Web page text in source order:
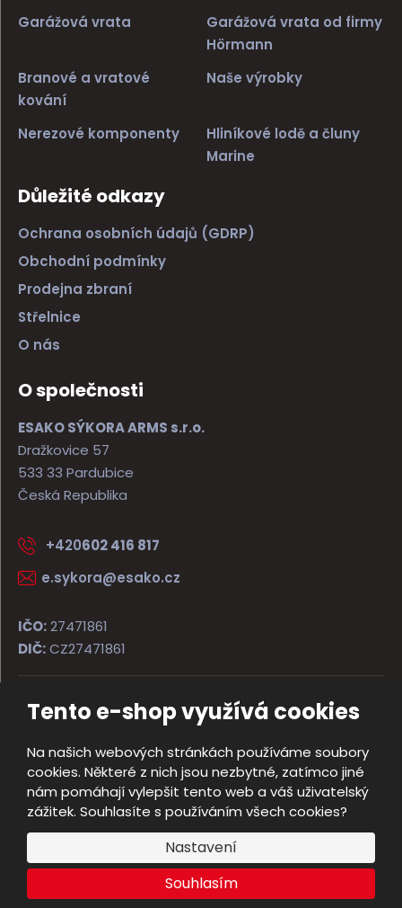
Tento e-shop využívá cookies
Na našich webových stránkách používáme soubory
cookies. Některé z nich jsou nezbytné, zatímco jiné
nám pomáhají vylepšit tento web a váš uživatelský
zážitek. Souhlasíte s používáním všech cookies?
Nastavení
Souhlasím
Garážová vrata
Garážová vrata od firmy
Hörmann
Branové a vratové
kování
Naše výrobky
Nerezové komponenty
Hliníkové lodě a čluny
Marine
Důležité odkazy
Ochrana osobních údajů (GDRP)
Obchodní podmínky
Prodejna zbraní
Střelnice
O nás
O společnosti
ESAKO SÝKORA ARMS s.r.o.
Dražkovice 57
533 33 Pardubice
Česká Republika
+420602 416 817
e.sykora@esako.cz
IČO:27471861
DIČ:CZ27471861
© 2026, ESAKO SÝKORA ARMS s.r.o.
Mapa stránek
Vyrobila
B
N